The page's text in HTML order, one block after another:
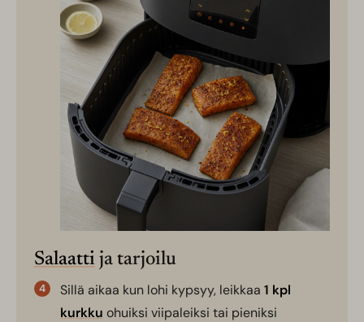
Salaatti ja tarjoilu
Sillä aikaa kun lohi kypsyy, leikkaa 1 kpl
kurkku ohuiksi viipaleiksi tai pieniksi